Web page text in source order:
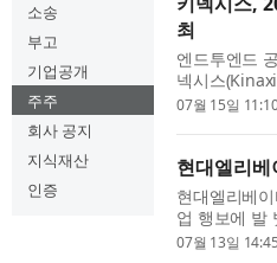
소송
부고
기업공개
주주
회사 공지
지식재산
인증
최
엔드투엔드
넥시스
종료된 2분
07월 15일
현대엘리
현대엘리베
업 행보에 발
면 조재천 대
07월 13일 14:45